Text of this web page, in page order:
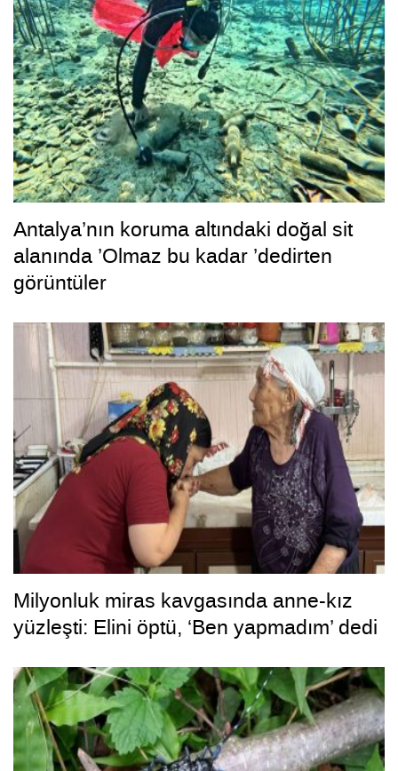
Antalya’nın koruma altındaki doğal sit
alanında ’Olmaz bu kadar ’dedirten
görüntüler
Milyonluk miras kavgasında anne-kız
yüzleşti: Elini öptü, ‘Ben yapmadım’ dedi